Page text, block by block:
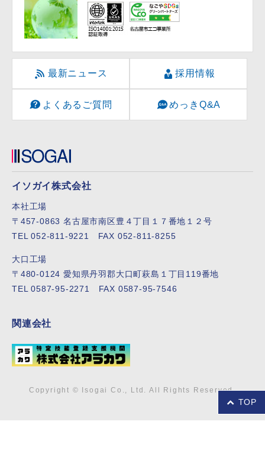
最新ニュース 採用情報
よくあるご質問 めっきQ&A
イソガイ株式会社
本社工場
〒457-0863 名古屋市南区豊４丁目１７番地１２号
TEL 052-811-9221 FAX 052-811-8255
大口工場
〒480-0124 愛知県丹羽郡大口町萩島１丁目119番地
TEL 0587-95-2271 FAX 0587-95-7546
関連会社
Copyright © Isogai Co., Ltd. All Rights Reserved.
TOP